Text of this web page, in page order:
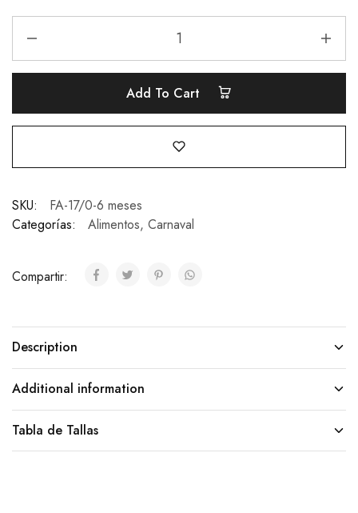
Add To Cart
SKU:
FA-17/0-6 meses
Categorías:
Alimentos, Carnaval
Compartir:
Description
Additional information
Tabla de Tallas